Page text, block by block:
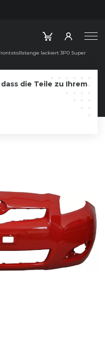
lackiert 3P0 Super
die Teile zu Ihrem